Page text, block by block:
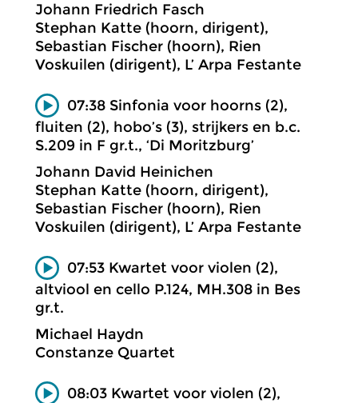
Johann Friedrich Fasch
Stephan Katte (hoorn, dirigent),
Sebastian Fischer (hoorn), Rien
Voskuilen (dirigent), L’ Arpa Festante
07:38 Sinfonia voor hoorns (2),
fluiten (2), hobo’s (3), strijkers en b.c.
S.209 in F gr.t., ‘Di Moritzburg’
Johann David Heinichen
Stephan Katte (hoorn, dirigent),
Sebastian Fischer (hoorn), Rien
Voskuilen (dirigent), L’ Arpa Festante
07:53 Kwartet voor violen (2),
altviool en cello P.124, MH.308 in Bes
gr.t.
Michael Haydn
Constanze Quartet
08:03 Kwartet voor violen (2),